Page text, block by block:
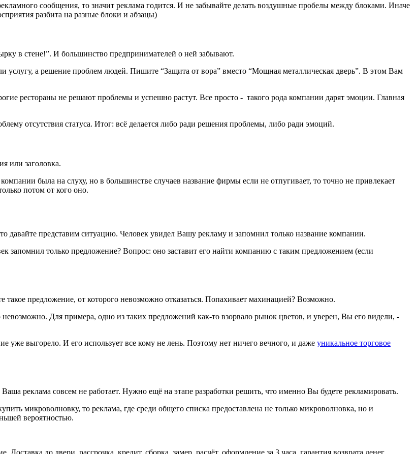
сообщения, то значит реклама годится. И не забывайте делать воздушные пробелы между блоками. Иначе
разбита на разные блоки и абзацы)
в стене!”. И большинство предпринимателей о ней забывают.
услугу, а решение проблем людей. Пишите “Защита от вора” вместо “Мощная металлическая дверь”. В этом Вам
рестораны не решают проблемы и успешно растут. Все просто - такого рода компании дарят эмоции. Главная
отсутствия статуса. Итог: всё делается либо ради решения проблемы, либо ради эмоций.
или заголовка.
была на слуху, но в большинстве случаев название фирмы если не отпугивает, то точно не привлекает
потом от кого оно.
давайте представим ситуацию. Человек увидел Вашу рекламу и запомнил только название компании.
запомнил только предложение? Вопрос: оно заставит его найти компанию с таким предложением (если
предложение, от которого невозможно отказаться. Попахивает махинацией? Возможно.
невозможно. Для примера, одно из таких предложений как-то взорвало рынок цветов, и уверен, Вы его видели, -
выгорело. И его использует все кому не лень. Поэтому нет ничего вечного, и даже уникальное торговое
реклама совсем не работает. Нужно ещё на этапе разработки решить, что именно Вы будете рекламировать.
микроволновку, то реклама, где среди общего списка предоставлена не только микроволновка, но и
вероятностью.